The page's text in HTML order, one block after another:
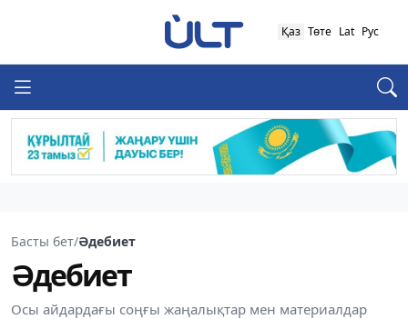
Қаз Төте Lat Рус
Басты бет/Әдебиет
Әдебиет
Осы айдардағы соңғы жаңалықтар мен материалдар